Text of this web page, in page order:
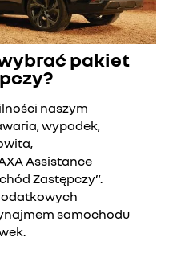
pakiet
naszym
wypadek,
Assistance
Zastępczy”.
samochodu